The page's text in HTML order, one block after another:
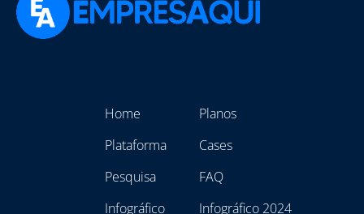
Home
Plataforma
Pesquisa
Infográfico
Planos
Cases
FAQ
Infográfico 2024